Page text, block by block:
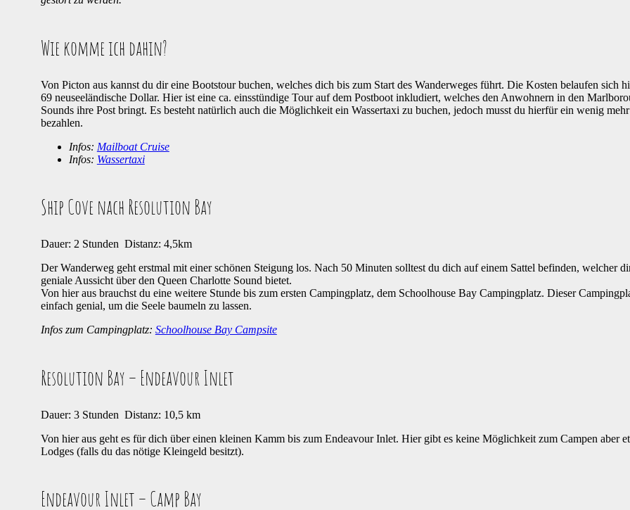
Wie komme ich dahin?
Von Picton aus kannst du dir eine Bootstour buchen, welches dich bis zum Start des Wanderweges führt. Die Kosten belaufen sich
69 neuseeländische Dollar. Hier ist eine ca. einsstündige Tour auf dem Postboot inkludiert, welches den Anwohnern in den
Sounds ihre Post bringt. Es besteht natürlich auch die Möglichkeit ein Wassertaxi zu buchen, jedoch musst du hierfür ein wenig
bezahlen.
Infos: Mailboat Cruise
Infos: Wassertaxi
Ship Cove nach Resolution Bay
Dauer: 2 Stunden Distanz: 4,5km
Der Wanderweg geht erstmal mit einer schönen Steigung los. Nach 50 Minuten solltest du dich auf einem Sattel befinden, welcher
geniale Aussicht über den Queen Charlotte Sound bietet.
Von hier aus brauchst du eine weitere Stunde bis zum ersten Campingplatz, dem Schoolhouse Bay Campingplatz. Dieser
einfach genial, um die Seele baumeln zu lassen.
Infos zum Campingplatz: Schoolhouse Bay Campsite
Resolution Bay – Endeavour Inlet
Dauer: 3 Stunden Distanz: 10,5 km
Von hier aus geht es für dich über einen kleinen Kamm bis zum Endeavour Inlet. Hier gibt es keine Möglichkeit zum Campen aber
Lodges (falls du das nötige Kleingeld besitzt).
Endeavour Inlet – Camp Bay